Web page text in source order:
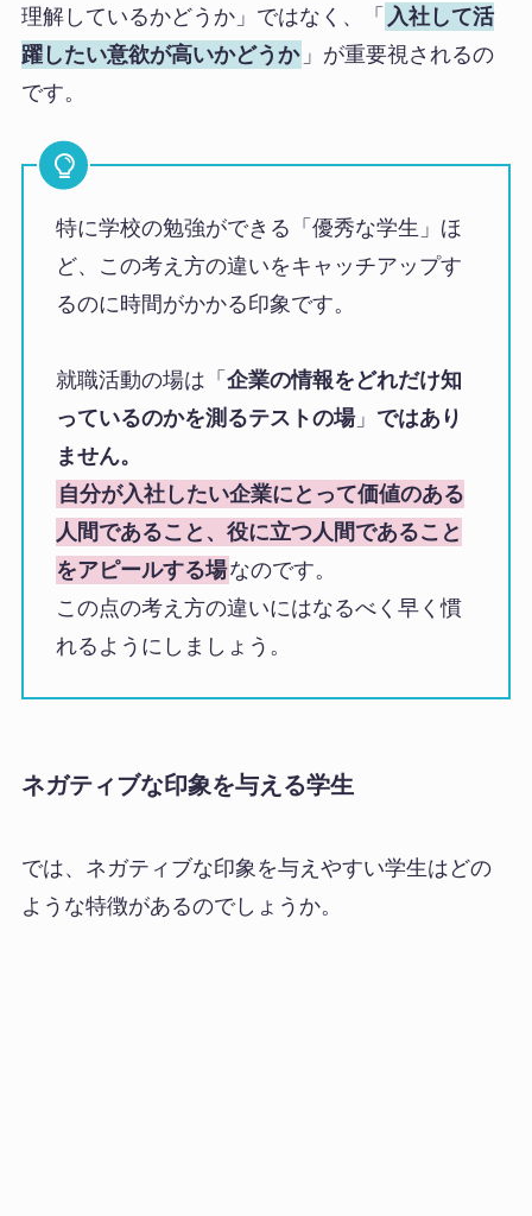
理解しているかどうか」ではなく、「 入社して活
躍したい意欲が高いかどうか 」が重要視されるの
です。
特に学校の勉強ができる「優秀な学生」ほ
ど、この考え方の違いをキャッチアップす
るのに時間がかかる印象です。
就職活動の場は「 企業の情報をどれだけ知
っているのかを測るテストの場」 ではあり
ません。
自分が入社したい企業にとって価値のある
人間であること、役に立つ人間であること
をアピールする場なのです。
この点の考え方の違いにはなるべく早く慣
れるようにしましょう。
ネガティブな印象を与える学生
では、ネガティブな印象を与えやすい学生はどの
ような特徴があるのでしょうか。